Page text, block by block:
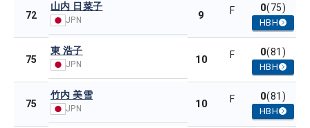
72
山内 日菜子
JPN 9 F 0(75)
HBH
75
東 浩子
JPN 10 F 0(81)
HBH
75
竹内 美雪
JPN 10 F 0(81)
HBH